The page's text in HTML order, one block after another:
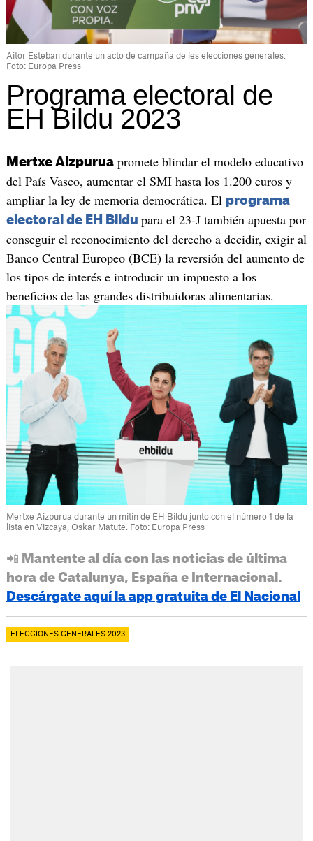
Aitor Esteban durante un acto de campaña de les elecciones generales.
Foto: Europa Press
Programa electoral de
EH Bildu 2023
Mertxe Aizpuruapromete blindar el modelo educativo
del País Vasco, aumentar el SMI hasta los 1.200 euros y
ampliar la ley de memoria democrática. El programa
electoral de EH Bildu para el 23-J también apuesta por
conseguir el reconocimiento del derecho a decidir, exigir al
Banco Central Europeo (BCE) la reversión del aumento de
los tipos de interés e introducir un impuesto a los
beneficios de las grandes distribuidoras alimentarias.
Mertxe Aizpurua durante un mitin de EH Bildu junto con el número 1 de la
lista en Vizcaya, Oskar Matute. Foto: Europa Press
📲 Mantente al día con las noticias de última
hora de Catalunya, España e Internacional.
Descárgate aquí la app gratuita de El Nacional
ELECCIONES GENERALES 2023